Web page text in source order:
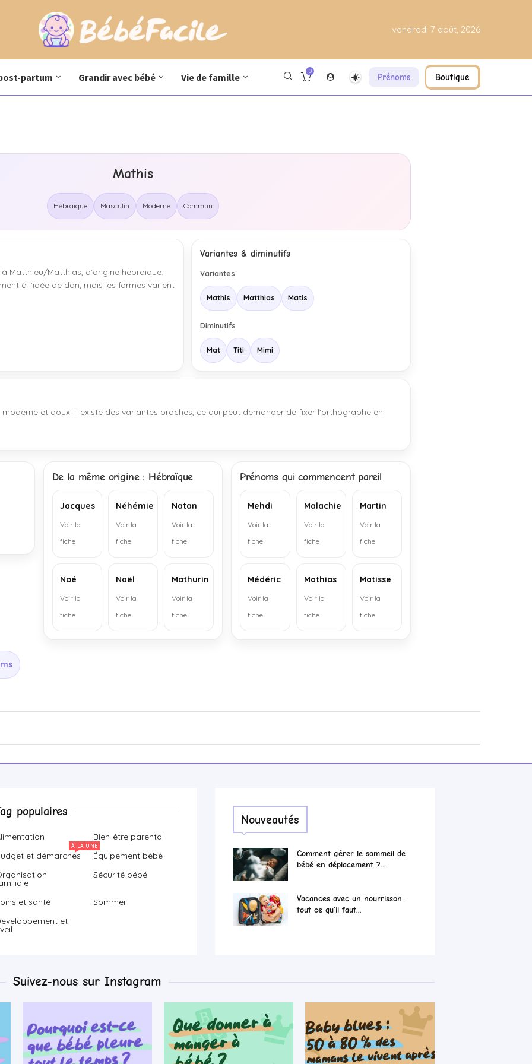
vendredi 7 août, 2026
partum Grandir avec bébé Vie de famille
0
Prénoms Boutique
Mathis
Hébraïque Masculin Moderne Commun
Matthieu/Matthias, d'origine hébraïque.
à l'idée de don, mais les formes varient
Variantes & diminutifs
Variantes
Mathis Matthias Matis
Diminutifs
Mat Titi Mimi
et doux. Il existe des variantes proches, ce qui peut demander de fixer l'orthographe en
De la même origine : Hébraïque
Jacques
Voir la
fiche
Néhémie
Voir la
fiche
Natan
Voir la
fiche
Noé
Voir la
fiche
Naël
Voir la
fiche
Mathurin
Voir la
fiche
Prénoms qui commencent pareil
Mehdi
Voir la
fiche
Malachie
Voir la
fiche
Martin
Voir la
fiche
Médéric
Voir la
fiche
Mathias
Voir la
fiche
Matisse
Voir la
fiche
populaires
Bien-être parental
et démarches
À LA UNE
Équipement bébé
Sécurité bébé
et santé
Sommeil
et
Nouveautés
Comment gérer le sommeil de
bébé en déplacement ?...
Vacances avec un nourrisson :
tout ce qu’il faut...
Suivez-nous sur Instagram